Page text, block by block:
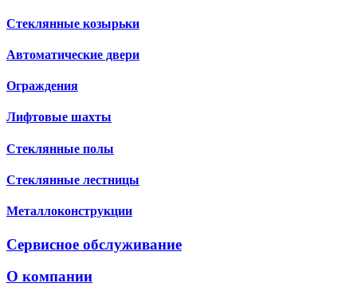
Стеклянные козырьки
Автоматические двери
Ограждения
Лифтовые шахты
Стеклянные полы
Стеклянные лестницы
Металлоконструкции
Сервисное обслуживание
О компании